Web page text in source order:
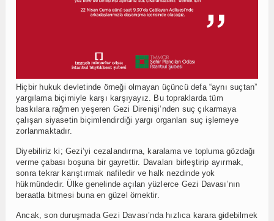
Hiçbir hukuk devletinde örneği olmayan üçüncü defa “aynı suçtan”
yargılama biçimiyle karşı karşıyayız. Bu topraklarda tüm
baskılara rağmen yeşeren Gezi Direnişi’nden suç çıkarmaya
çalışan siyasetin biçimlendirdiği yargı organları suç işlemeye
zorlanmaktadır.
Diyebiliriz ki; Gezi’yi cezalandırma, karalama ve topluma gözdağı
verme çabası boşuna bir gayrettir. Davaları birleştirip ayırmak,
sonra tekrar karıştırmak nafiledir ve halk nezdinde yok
hükmündedir. Ülke genelinde açılan yüzlerce Gezi Davası’nın
beraatla bitmesi buna en güzel örnektir.
Ancak, son duruşmada Gezi Davası’nda hızlıca karara gidebilmek